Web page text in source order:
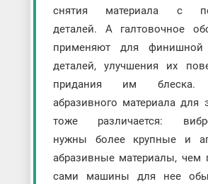
снятия материала с
деталей. А галтовочное
применяют для финишной
деталей, улучшения их
придания им блеска.
абразивного материала для
тоже различается:
нужны более крупные и
абразивные материалы, чем
сами машины для нее